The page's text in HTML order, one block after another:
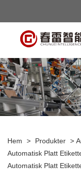
Hem > Produkter >
Automatisk Platt
Automatisk Platt